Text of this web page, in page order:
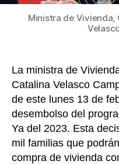
Ministra de Vivienda,
La ministra de
Catalina Velasco
de este lunes 13 de
desembolso del
Ya del 2023. Esta
mil familias que
compra de vivienda